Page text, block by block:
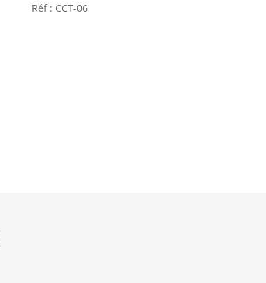
Réf : CCT-06